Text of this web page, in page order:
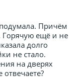
Причём
Горячую ещё и не
долго
не стало.
на дверях